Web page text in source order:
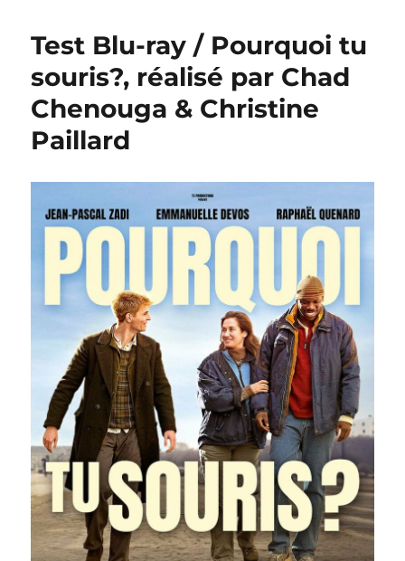
Test Blu-ray / Pourquoi tu
souris?, réalisé par Chad
Chenouga & Christine
Paillard